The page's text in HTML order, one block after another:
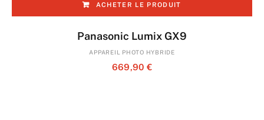
ACHETER LE PRODUIT
Panasonic Lumix GX9
APPAREIL PHOTO HYBRIDE
669,90 €